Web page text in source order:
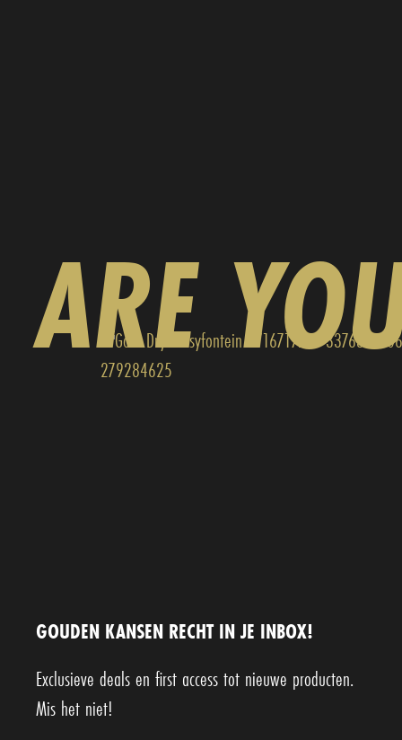
ARE
GOUDEN KANSEN RECHT IN JE INBOX!
Exclusieve deals en first access tot nieuwe producten.
Mis het niet!